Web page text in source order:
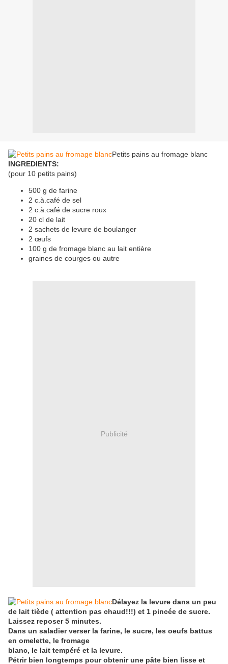
Petits pains au fromage blanc
INGREDIENTS:
(pour 10 petits pains)
500 g de farine
2 c.à.café de sel
2 c.à.café de sucre roux
20 cl de lait
2 sachets de levure de boulanger
2 œufs
100 g de fromage blanc au lait entière
graines de courges ou autre
Publicité
Délayez la levure dans un peu
de lait tiède ( attention pas chaud!!!) et 1 pincée de sucre.
Laissez reposer 5 minutes.
Dans un saladier verser la farine, le sucre, les oeufs battus
en omelette, le fromage
blanc, le lait tempéré et la levure.
Pétrir bien longtemps pour obtenir une pâte bien lisse et